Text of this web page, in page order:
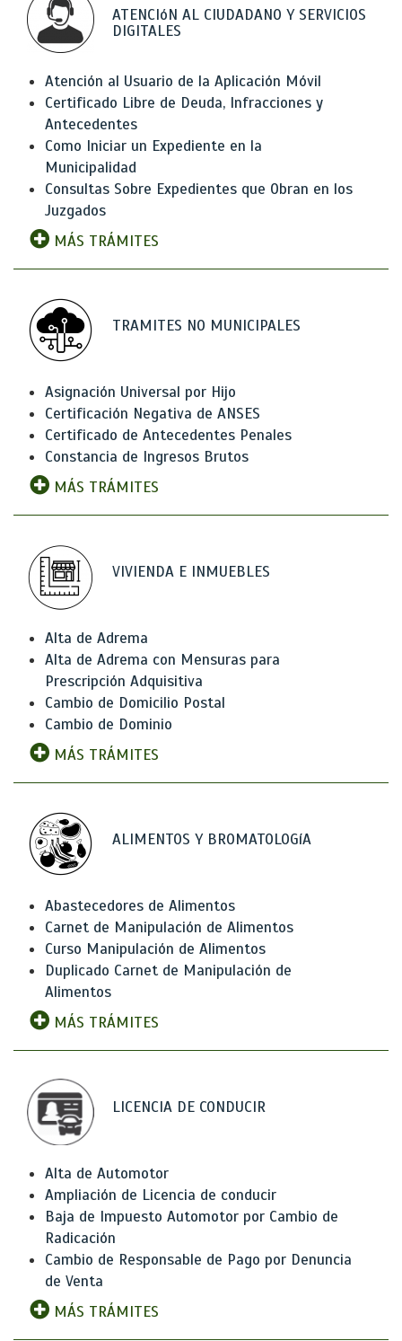
ATENCIóN AL CIUDADANO Y SERVICIOS
DIGITALES
Atención al Usuario de la Aplicación Móvil
Certificado Libre de Deuda, Infracciones y
Antecedentes
Como Iniciar un Expediente en la
Municipalidad
Consultas Sobre Expedientes que Obran en los
Juzgados
MÁS TRÁMITES
TRAMITES NO MUNICIPALES
Asignación Universal por Hijo
Certificación Negativa de ANSES
Certificado de Antecedentes Penales
Constancia de Ingresos Brutos
MÁS TRÁMITES
VIVIENDA E INMUEBLES
Alta de Adrema
Alta de Adrema con Mensuras para
Prescripción Adquisitiva
Cambio de Domicilio Postal
Cambio de Dominio
MÁS TRÁMITES
ALIMENTOS Y BROMATOLOGíA
Abastecedores de Alimentos
Carnet de Manipulación de Alimentos
Curso Manipulación de Alimentos
Duplicado Carnet de Manipulación de
Alimentos
MÁS TRÁMITES
LICENCIA DE CONDUCIR
Alta de Automotor
Ampliación de Licencia de conducir
Baja de Impuesto Automotor por Cambio de
Radicación
Cambio de Responsable de Pago por Denuncia
de Venta
MÁS TRÁMITES